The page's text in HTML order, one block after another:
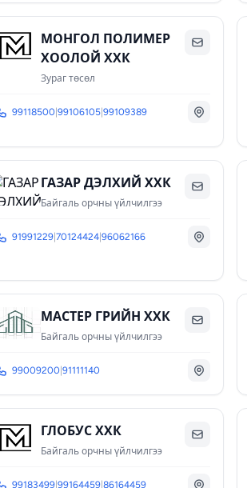
МОНГОЛ ПОЛИМЕР
ХООЛОЙ ХХК
Зураг төсөл
99118500 |99106105 |99109389
ГАЗАР ДЭЛХИЙ ХХК
Байгаль орчны үйлчилгээ
91991229 |70124424 |96062166
МАСТЕР ГРИЙН ХХК
Байгаль орчны үйлчилгээ
99009200 |91111140
ГЛОБУС ХХК
Байгаль орчны үйлчилгээ
99183499 |99164459 |86164459